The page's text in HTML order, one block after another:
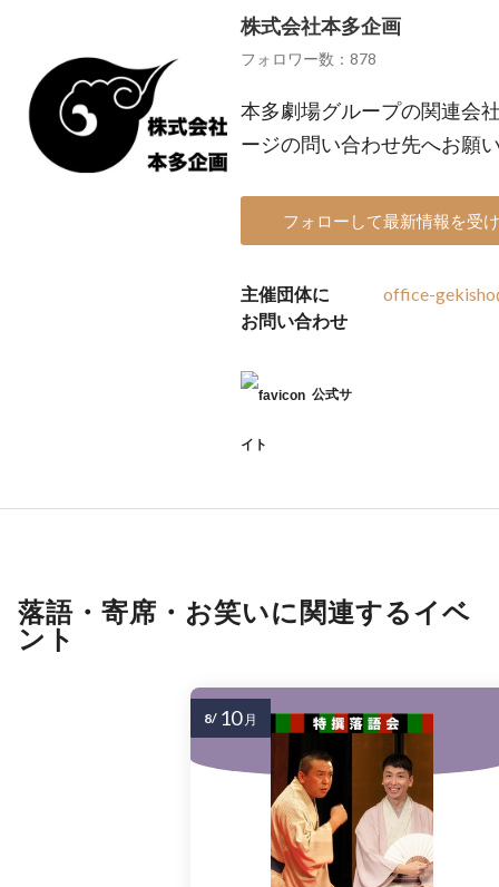
株式会社本多企画
フォロワー数：878
本多劇場グループの関連会
ージの問い合わせ先へお願
フォローして最新情報を受
主催団体に
お問い合わせ
office-
公式サ
イト
落語・寄席・お笑いに関連するイベ
ント
8/ 10 月